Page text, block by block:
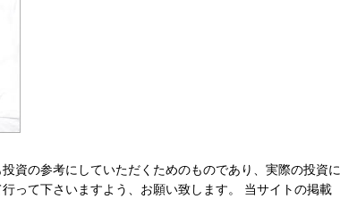
資の参考にしていただくためのものであり、実際の投資に
って下さいますよう、お願い致します。 当サイトの掲載